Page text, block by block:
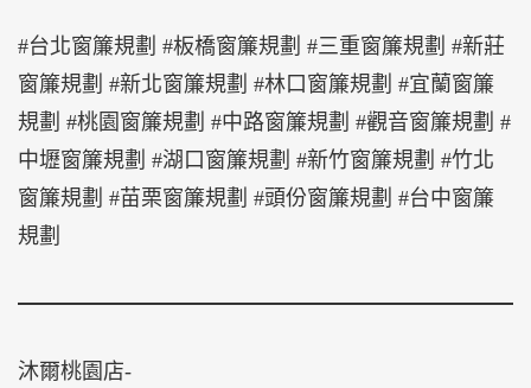
#台北窗簾規劃 #板橋窗簾規劃 #三重窗簾規劃 #新莊
窗簾規劃 #新北窗簾規劃 #林口窗簾規劃 #宜蘭窗簾
規劃 #桃園窗簾規劃 #中路窗簾規劃 #觀音窗簾規劃 #
中壢窗簾規劃 #湖口窗簾規劃 #新竹窗簾規劃 #竹北
窗簾規劃 #苗栗窗簾規劃 #頭份窗簾規劃 #台中窗簾
規劃
沐爾桃園店-